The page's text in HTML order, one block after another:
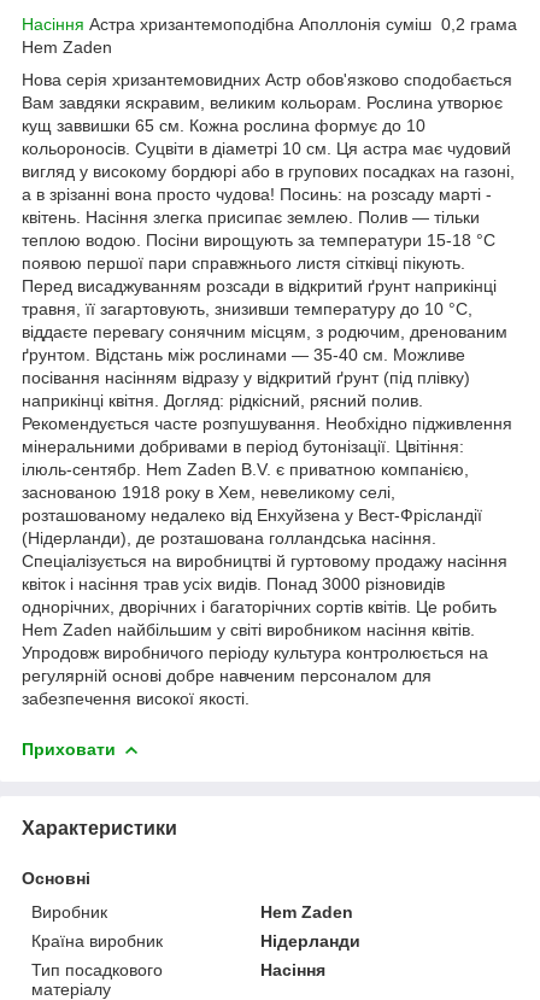
Насіння Астра хризантемоподібна Аполлонія суміш 0,2 грама
Hem Zaden
Нова серія хризантемовидних Астр обов'язково сподобається
Вам завдяки яскравим, великим кольорам. Рослина утворює
кущ заввишки 65 см. Кожна рослина формує до 10
кольороносів. Суцвіти в діаметрі 10 см. Ця астра має чудовий
вигляд у високому бордюрі або в групових посадках на газоні,
а в зрізанні вона просто чудова! Посинь: на розсаду марті -
квітень. Насіння злегка присипає землею. Полив — тільки
теплою водою. Посіни вирощують за температури 15-18 °C
появою першої пари справжнього листя сітківці пікують.
Перед висаджуванням розсади в відкритий ґрунт наприкінці
травня, її загартовують, знизивши температуру до 10 °C,
віддаєте перевагу сонячним місцям, з родючим, дренованим
ґрунтом. Відстань між рослинами — 35-40 см. Можливе
посівання насінням відразу у відкритий ґрунт (під плівку)
наприкінці квітня. Догляд: рідкісний, рясний полив.
Рекомендується часте розпушування. Необхідно підживлення
мінеральними добривами в період бутонізації. Цвітіння:
ілюль-сентябр. Hem Zaden B.V. є приватною компанією,
заснованою 1918 року в Хем, невеликому селі,
розташованому недалеко від Енхуйзена у Вест-Фрісландії
(Нідерланди), де розташована голландська насіння.
Спеціалізується на виробництві й гуртовому продажу насіння
квіток і насіння трав усіх видів. Понад 3000 різновидів
однорічних, дворічних і багаторічних сортів квітів. Це робить
Hem Zaden найбільшим у світі виробником насіння квітів.
Упродовж виробничого періоду культура контролюється на
регулярній основі добре навченим персоналом для
забезпечення високої якості.
Приховати
Характеристики
Основні
Виробник
Hem Zaden
Країна виробник
Нідерланди
Тип посадкового
матеріалу
Насіння